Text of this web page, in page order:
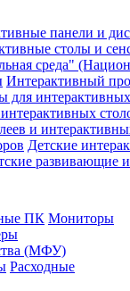
панели и
столы и
среда"
Интерактивный
для
и
Детские
развивающие
ПК Мониторы
(МФУ)
Расходные